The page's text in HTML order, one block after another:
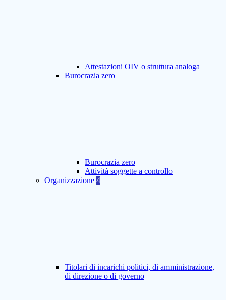
Attestazioni OIV o struttura analoga
Burocrazia zero
Burocrazia zero
Attività soggette a controllo
Organizzazione 4
Titolari di incarichi politici, di amministrazione,
di direzione o di governo